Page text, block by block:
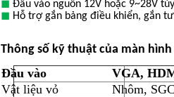
◼ Đầu vào nguồn 12V hoặc 9~28V
◼ Hỗ trợ gắn bảng điều khiển, gắn
Thông số kỹ thuật của màn
Đầu vào
VGA,
Vật liệu vỏ
Nhôm,